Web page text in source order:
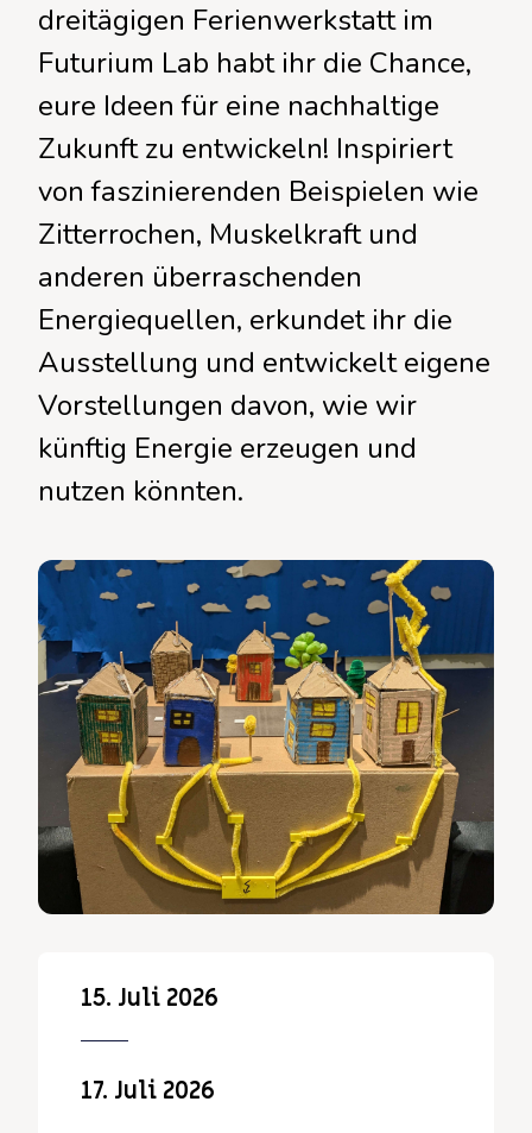
dreitägigen Ferienwerkstatt im
Futurium Lab habt ihr die Chance,
eure Ideen für eine nachhaltige
Zukunft zu entwickeln! Inspiriert
von faszinierenden Beispielen wie
Zitterrochen, Muskelkraft und
anderen überraschenden
Energiequellen, erkundet ihr die
Ausstellung und entwickelt eigene
Vorstellungen davon, wie wir
künftig Energie erzeugen und
nutzen könnten.
15. Juli 2026
17. Juli 2026